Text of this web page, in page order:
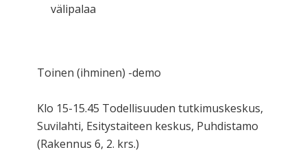
välipalaa
Toinen (ihminen) -demo
Klo 15-15.45 Todellisuuden tutkimuskeskus,
Suvilahti, Esitystaiteen keskus, Puhdistamo
(Rakennus 6, 2. krs.)